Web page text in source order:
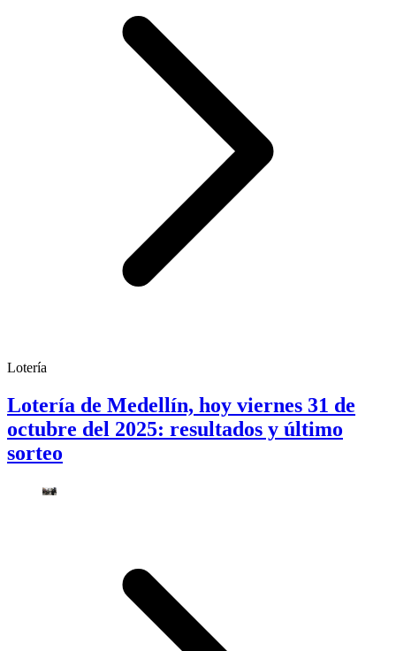
Lotería
Lotería de Medellín, hoy viernes 31 de
octubre del 2025: resultados y último
sorteo